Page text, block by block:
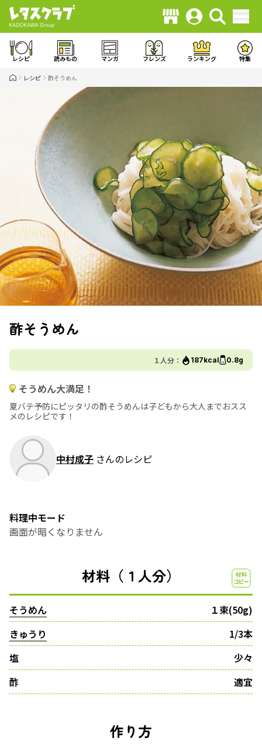
レシピ 読みもの マンガ フレンズ ランキング 特集
レシピ 酢そうめん
酢そうめん
１人分： 187kcal 0.8g
そうめん大満足！
夏バテ予防にピッタリの酢そうめんは子どもから大人までおスス
メのレシピです！
中村成子 さんのレシピ
料理中モード
画面が暗くなりません
材料（１人分）
そうめん
１束(50g)
きゅうり
1/3本
塩
少々
酢
適宜
作り方